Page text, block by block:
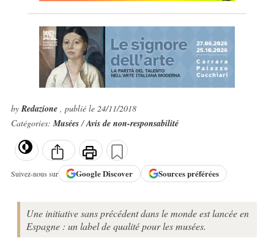
byRedazione , publié le 24/11/2018
Catégories:Musées/Avis de non-responsabilité
Suivez-nous sur GoogleDiscover Sources préférées
Une initiative sans précédent dans le monde est lancée en
Espagne : un label de qualité pour les musées.